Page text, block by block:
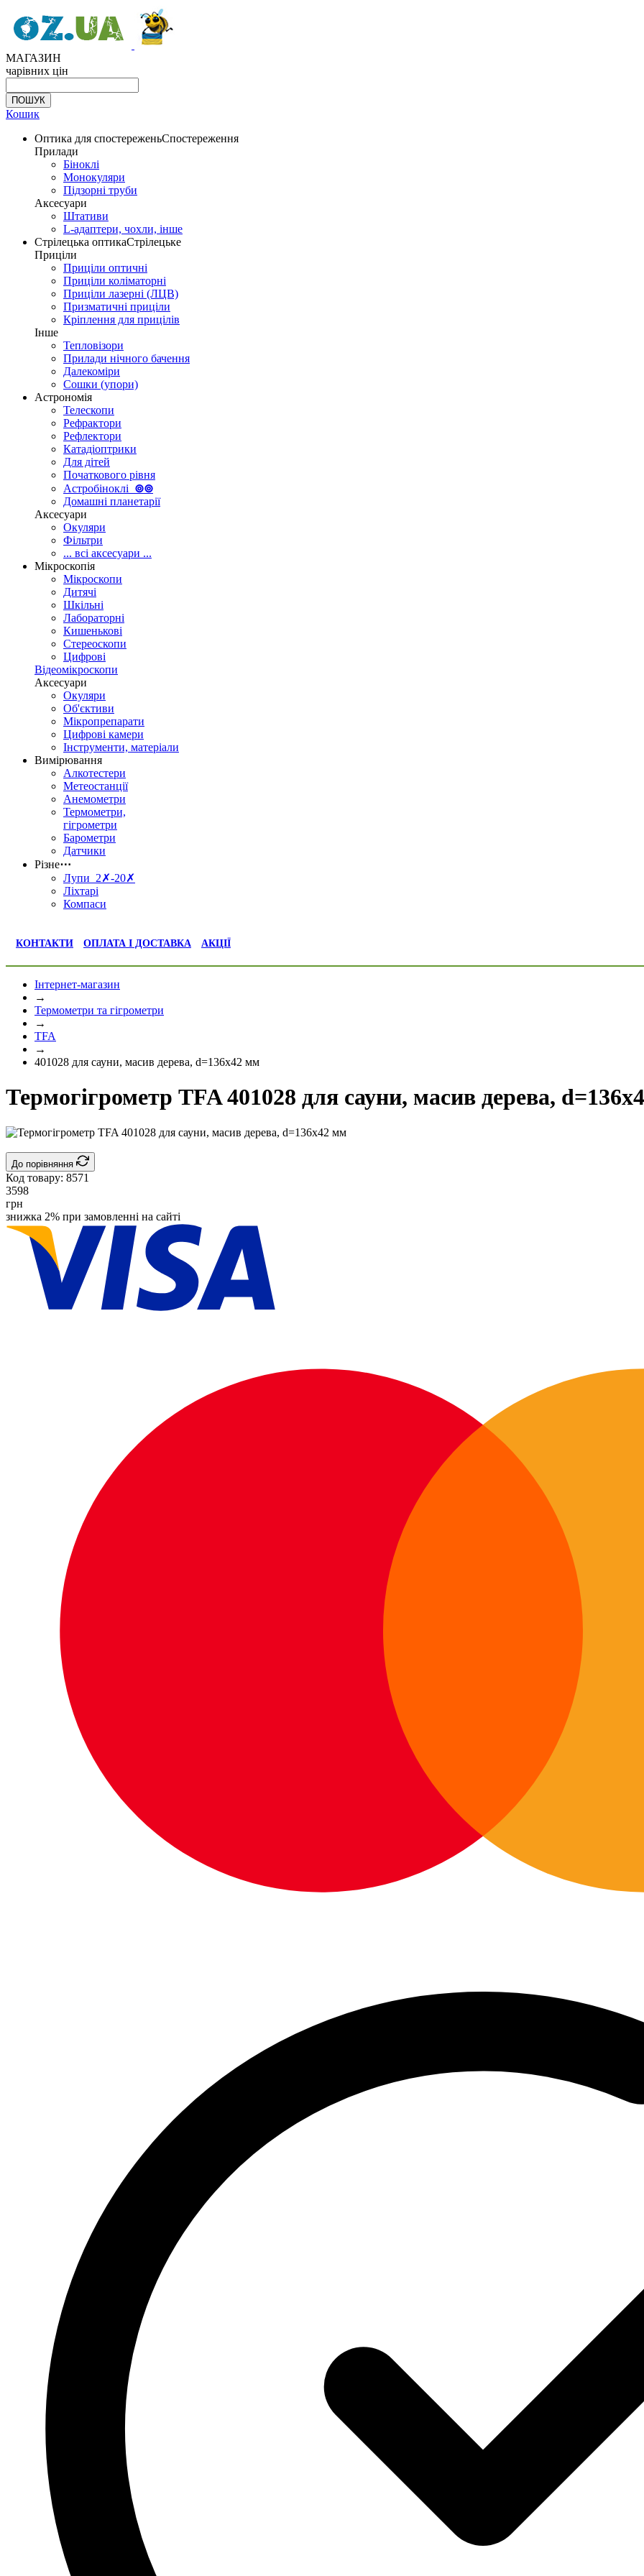
МАГАЗИН
чарівних цін
Кошик
Оптика для спостереженьСпостереження
Прилади
Біноклі
Монокуляри
Підзорні труби
Аксесуари
Штативи
L-адаптери, чохли, інше
Стрілецька оптикаСтрілецьке
Приціли
Приціли оптичні
Приціли коліматорні
Приціли лазерні (ЛЦВ)
Призматичні приціли
Кріплення для прицілів
Інше
Тепловізори
Прилади нічного бачення
Далекоміри
Сошки (упори)
Астрономія
Телескопи
Рефрактори
Рефлектори
Катадіоптрики
Для дітей
Початкового рівня
Астробіноклі ⊚⊚
Домашні планетарії
Аксесуари
Окуляри
Фільтри
... всі аксесуари ...
Мікроскопія
Мікроскопи
Дитячі
Шкільні
Лабораторні
Кишенькові
Стереоскопи
Цифрові
Відеомікроскопи
Аксесуари
Окуляри
Об'єктиви
Мікропрепарати
Цифрові камери
Інструменти, матеріали
Вимірювання
Алкотестери
Метеостанції
Анемометри
Термометри,
гігрометри
Барометри
Датчики
Різне⋯
Лупи 2✗-20✗
Ліхтарі
Компаси
КОНТАКТИ ОПЛАТА І ДОСТАВКА АКЦІЇ
Інтернет-магазин
→
Термометри та гігрометри
→
TFA
→
401028 для сауни, масив дерева, d=136х42 мм
Термогігрометр TFA 401028 для сауни, масив дерева,
До порівняння
Код товару: 8571
3598
грн
знижка 2% при замовленні на сайті